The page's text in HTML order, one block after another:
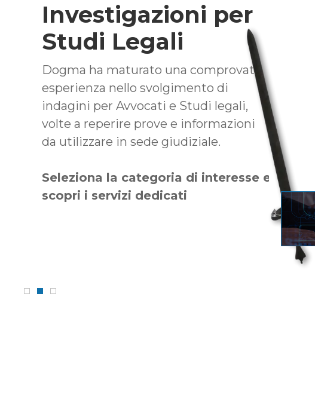
Investigazioni per
Studi Legali
Dogma ha maturato una comprovata
esperienza nello svolgimento di
indagini per Avvocati e Studi legali,
volte a reperire prove e informazioni
da utilizzare in sede giudiziale.
Seleziona la categoria di interesse e
scopri i servizi dedicati